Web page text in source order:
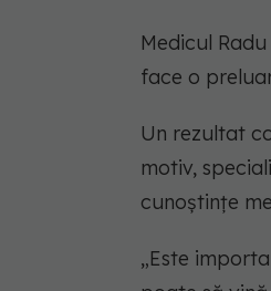
Medicul
face o
Un rezultat
motiv,
cunoștințe
„Este